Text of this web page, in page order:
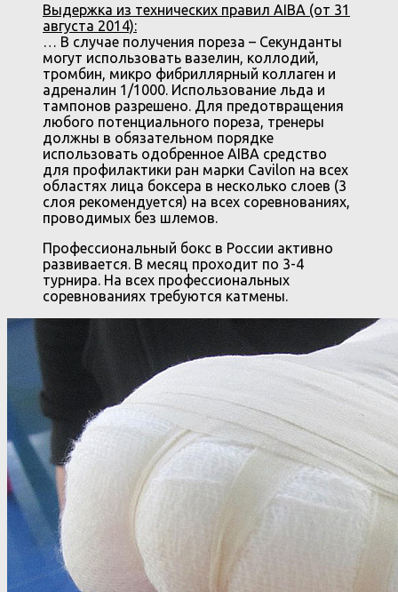
Выдержка из технических правил AIBA (от 31
августа 2014):
… В случае получения пореза – Секунданты
могут использовать вазелин, коллодий,
тромбин, микро фибриллярный коллаген и
адреналин 1/1000. Использование льда и
тампонов разрешено. Для предотвращения
любого потенциального пореза, тренеры
должны в обязательном порядке
использовать одобренное AIBA средство
для профилактики ран марки Cavilon на всех
областях лица боксера в несколько слоев (3
слоя рекомендуется) на всех соревнованиях,
проводимых без шлемов.
Профессиональный бокс в России активно
развивается. В месяц проходит по 3-4
турнира. На всех профессиональных
соревнованиях требуются катмены.